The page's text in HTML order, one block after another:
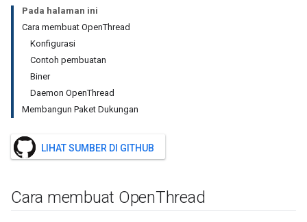
Pada halaman ini
Cara membuat OpenThread
Konfigurasi
Contoh pembuatan
Biner
Daemon OpenThread
Membangun Paket Dukungan
LIHAT SUMBER DI GITHUB
Cara membuat OpenThread